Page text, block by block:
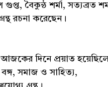
বৈকুন্ঠ শর্মা, সত্যব্রত
রচনা করেছেন।
আজকের দিনে প্রয়াত
সমাজ ও সাহিত্য,